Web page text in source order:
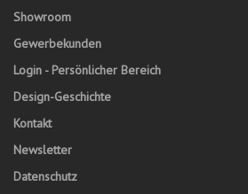
Showroom
Gewerbekunden
Login - Persönlicher Bereich
Design-Geschichte
Kontakt
Newsletter
Datenschutz